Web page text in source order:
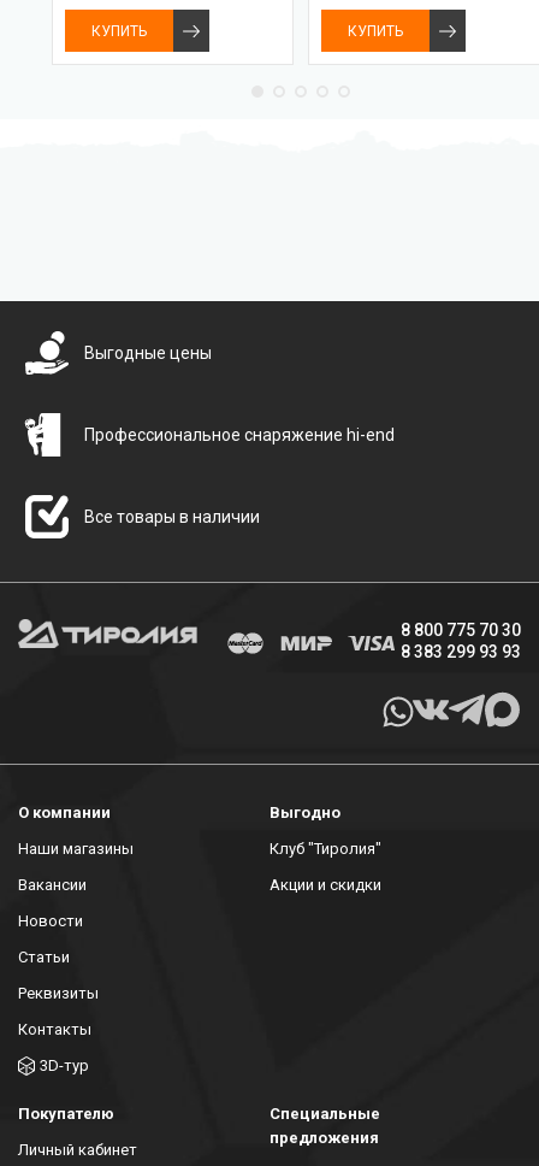
КУПИТЬ КУПИТЬ
Выгодные цены
Профессиональное снаряжение hi-end
Все товары в наличии
8 800 775 70 30
8 383 299 93 93
О компании
Наши магазины
Вакансии
Новости
Статьи
Реквизиты
Контакты
3D-тур
Выгодно
Клуб "Тиролия"
Акции и скидки
Покупателю
Личный кабинет
Специальные
предложения